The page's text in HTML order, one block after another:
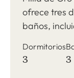
ofrece tres
baños,
Dormitorios
3 3